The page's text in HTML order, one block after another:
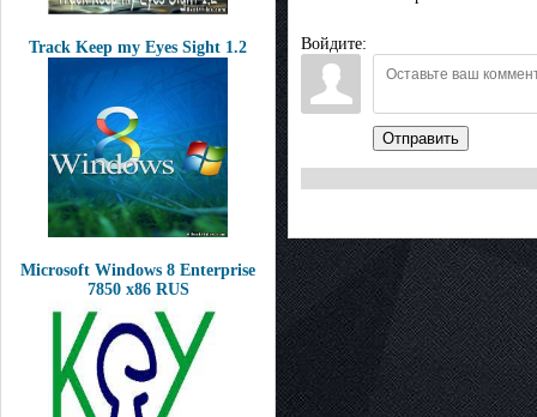
Track Keep my Eyes Sight 1.2
Microsoft Windows 8 Enterprise
7850 x86 RUS
Войдите:
Отправить